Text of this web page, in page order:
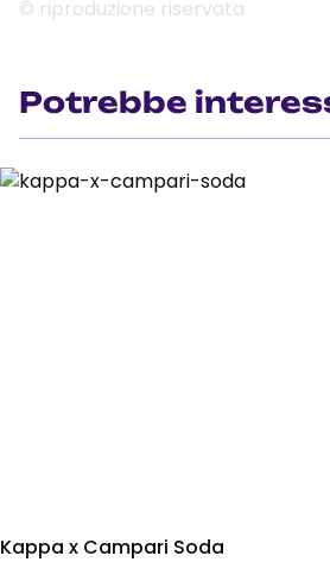
© riproduzione riservata
Potrebbe
Kappa x Campari Soda